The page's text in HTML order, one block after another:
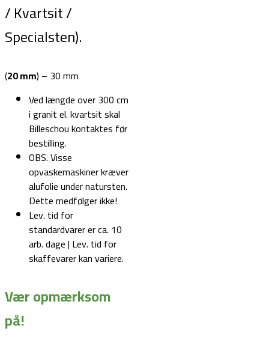
/ Kvartsit /
Specialsten).
(20 mm) – 30 mm
Ved længde over 300 cm
i granit el. kvartsit skal
Billeschou kontaktes før
bestilling.
OBS. Visse
opvaskemaskiner kræver
alufolie under natursten.
Dette medfølger ikke!
Lev. tid for
standardvarer er ca. 10
arb. dage | Lev. tid for
skaffevarer kan variere.
Vær opmærksom
på!